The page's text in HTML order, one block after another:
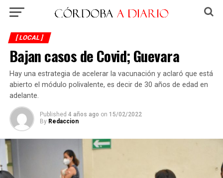
[ LOCAL ]
Bajan casos de Covid; Guevara
Hay una estrategia de acelerar la vacunación y aclaró que está
abierto el módulo polivalente, es decir de 30 años de edad en
adelante.
Published 4 años ago on 15/02/2022
By Redaccion